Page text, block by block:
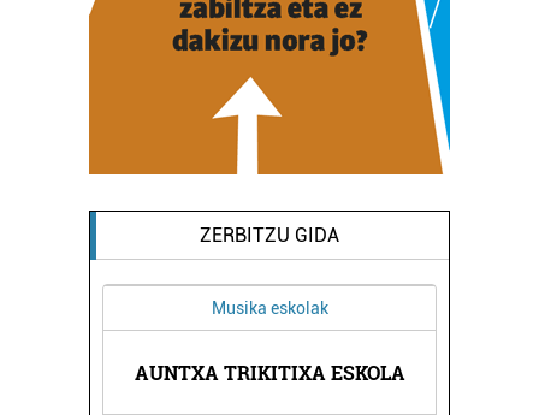
ZERBITZU GIDA
AUNTXA TRIKITIXA ESKOLA PRANA